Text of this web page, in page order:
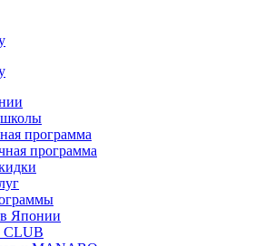
программа
программа
Японии